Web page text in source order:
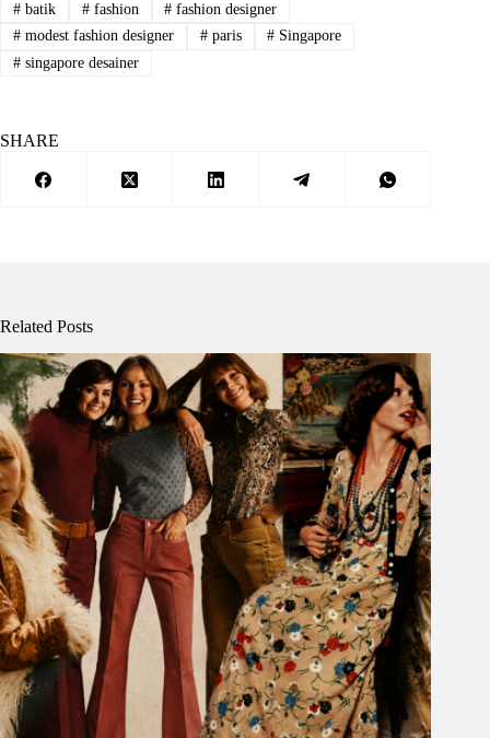
#batik #fashion # fashion designer
#modest fashion designer #paris # Singapore
#singapore desainer
SHARE
Related Posts